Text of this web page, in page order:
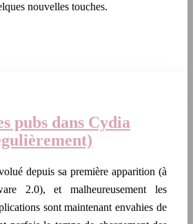
nouvelles touches.
pubs dans Cydia
depuis sa première apparition (à
2.0), et malheureusement les
sont maintenant envahies de